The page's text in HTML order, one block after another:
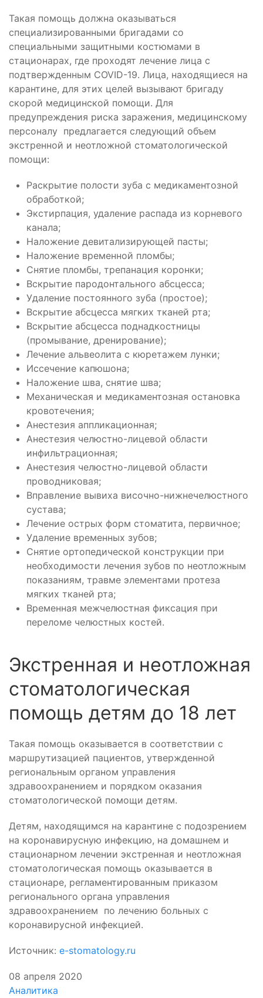
Такая помощь должна оказываться
специализированными бригадами со
специальными защитными костюмами в
стационарах, где проходят лечение лица с
подтвержденным COVID-19. Лица, находящиеся на
карантине, для этих целей вызывают бригаду
скорой медицинской помощи. Для
предупреждения риска заражения, медицинскому
персоналу предлагается следующий объем
экстренной и неотложной стоматологической
помощи:
Раскрытие полости зуба с медикаментозной
обработкой;
Экстирпация, удаление распада из корневого
канала;
Наложение девитализирующей пасты;
Наложение временной пломбы;
Снятие пломбы, трепанация коронки;
Вскрытие пародонтального абсцесса;
Удаление постоянного зуба (простое);
Вскрытие абсцесса мягких тканей рта;
Вскрытие абсцесса поднадкостницы
(промывание, дренирование);
Лечение альвеолита с кюретажем лунки;
Иссечение капюшона;
Наложение шва, снятие шва;
Механическая и медикаментозная остановка
кровотечения;
Анестезия аппликационная;
Анестезия челюстно-лицевой области
инфильтрационная;
Анестезия челюстно-лицевой области
проводниковая;
Вправление вывиха височно-нижнечелюстного
сустава;
Лечение острых форм стоматита, первичное;
Удаление временных зубов;
Снятие ортопедической конструкции при
необходимости лечения зубов по неотложным
показаниям, травме элементами протеза
мягких тканей рта;
Временная межчелюстная фиксация при
переломе челюстных костей.
Экстренная и неотложная
стоматологическая
помощь детям до 18 лет
Такая помощь оказывается в соответствии с
маршрутизацией пациентов, утвержденной
региональным органом управления
здравоохранением и порядком оказания
стоматологической помощи детям.
Детям, находящимся на карантине с подозрением
на коронавирусную инфекцию, на домашнем и
стационарном лечении экстренная и неотложная
стоматологическая помощь оказывается в
стационаре, регламентированным приказом
регионального органа управления
здравоохранением по лечению больных с
коронавирусной инфекцией.
Источник: e-stomatology.ru
08 апреля 2020
Аналитика